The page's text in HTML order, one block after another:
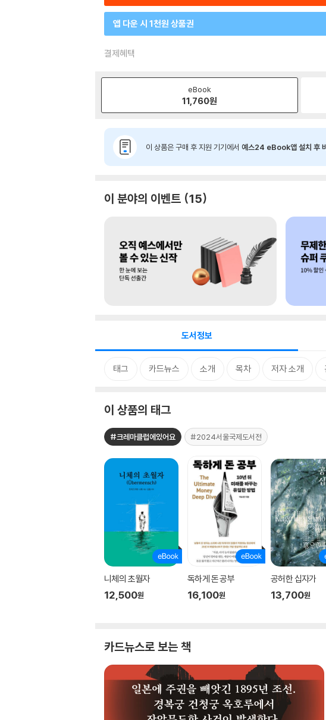
앱 다운 시 1천원 상품권
결제혜택
eBook
11,760원
이 상품은 구매 후 지원 기기에서 예스24 eBook앱 설치 후
이 분야의 이벤트 15
도서정보
태그 카드뉴스 소개 목차 저자 소개
이 상품의 태그
#크레마클럽에있어요 #2024서울국제도서전
니체의 초월자
12,500원
독하게 돈 공부
16,100원
공허한 십자가
13,700원
카드뉴스로 보는 책